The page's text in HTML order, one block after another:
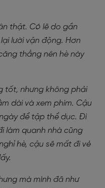
thật. Có lẽ do gần
lười vận động. Hơn
thẳng nên hè này
tốt, nhưng không phải
dài và xem phim. Cậu
để tập thể dục. Đi
làm quanh nhà cũng
hè, cậu sẽ mất đi vẻ
mà mình đã như